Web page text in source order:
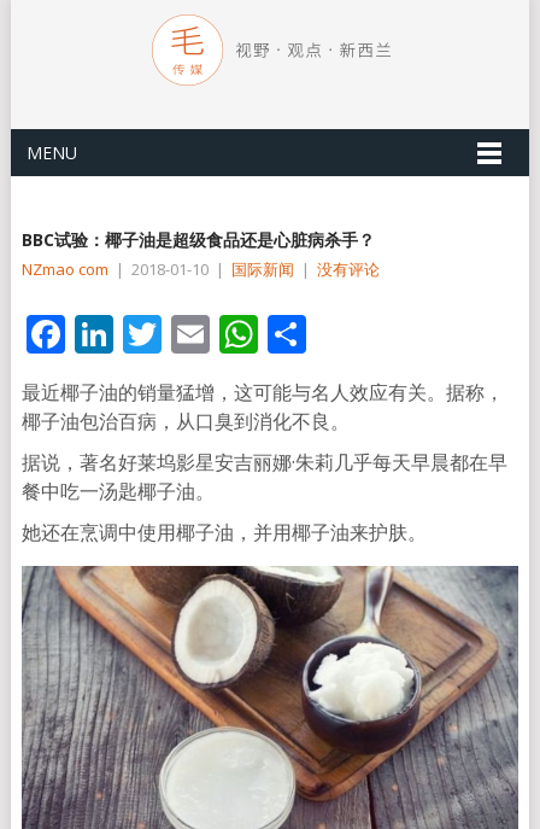
MENU
BBC试验：椰子油是超级食品还是心脏病杀手？
NZmao com | 2018-01-10 | 国际新闻 | 没有评论
Facebook
LinkedIn
Twitter
EmailWhatsApp
分
享
最近椰子油的销量猛增，这可能与名人效应有关。据称，
椰子油包治百病，从口臭到消化不良。
据说，著名好莱坞影星安吉丽娜·朱莉几乎每天早晨都在早
餐中吃一汤匙椰子油。
她还在烹调中使用椰子油，并用椰子油来护肤。